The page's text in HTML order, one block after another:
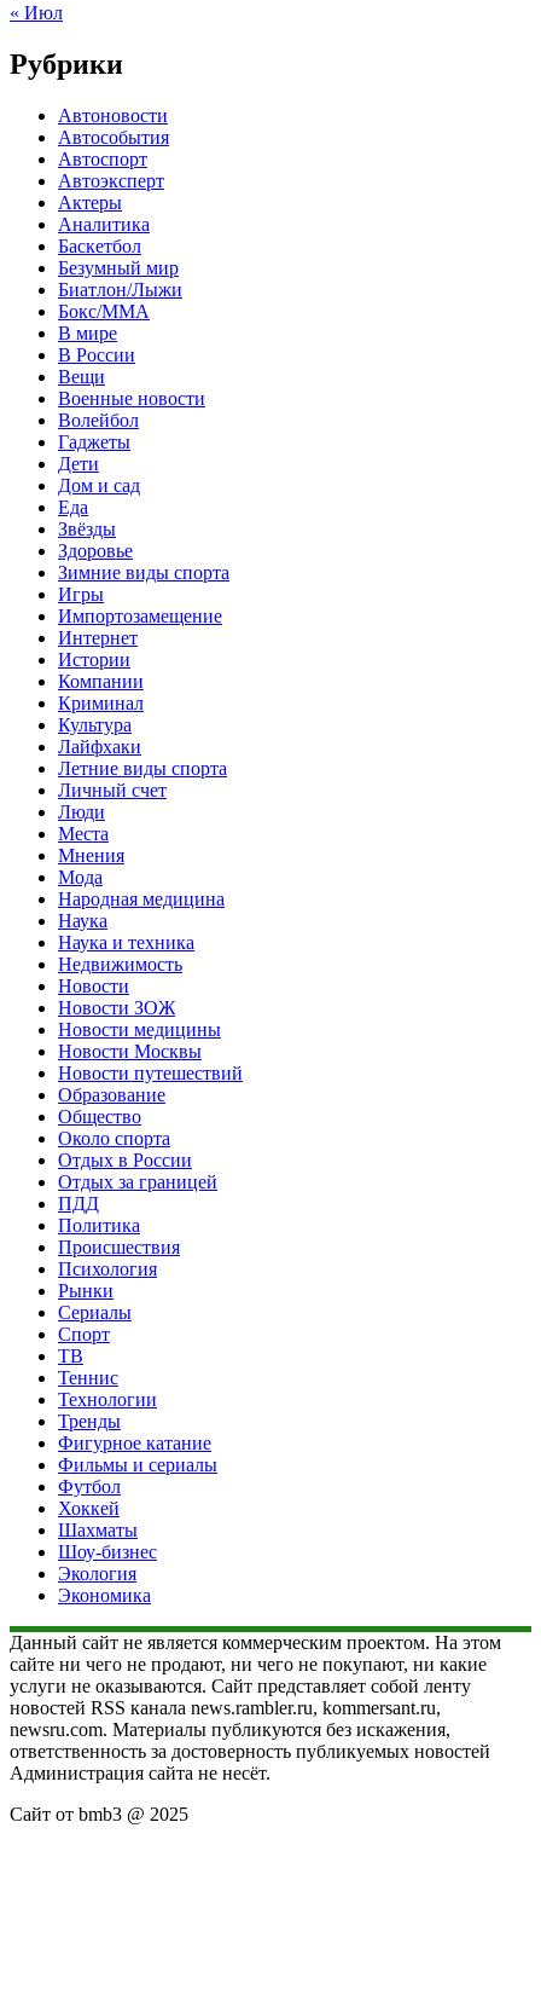
« Июл
Рубрики
Автоновости
Автособытия
Автоспорт
Автоэксперт
Актеры
Аналитика
Баскетбол
Безумный мир
Биатлон/Лыжи
Бокс/MMA
В мире
В России
Вещи
Военные новости
Волейбол
Гаджеты
Дети
Дом и сад
Еда
Звёзды
Здоровье
Зимние виды спорта
Игры
Импортозамещение
Интернет
Истории
Компании
Криминал
Культура
Лайфхаки
Летние виды спорта
Личный счет
Люди
Места
Мнения
Мода
Народная медицина
Наука
Наука и техника
Недвижимость
Новости
Новости ЗОЖ
Новости медицины
Новости Москвы
Новости путешествий
Образование
Общество
Около спорта
Отдых в России
Отдых за границей
ПДД
Политика
Происшествия
Психология
Рынки
Сериалы
Спорт
ТВ
Теннис
Технологии
Тренды
Фигурное катание
Фильмы и сериалы
Футбол
Хоккей
Шахматы
Шоу-бизнес
Экология
Экономика
Данный сайт не является коммерческим проектом. На этом
сайте ни чего не продают, ни чего не покупают, ни какие
услуги не оказываются. Сайт представляет собой ленту
новостей RSS канала news.rambler.ru, kommersant.ru,
newsru.com. Материалы публикуются без искажения,
ответственность за достоверность публикуемых новостей
Администрация сайта не несёт.
Сайт от bmb3 @ 2025